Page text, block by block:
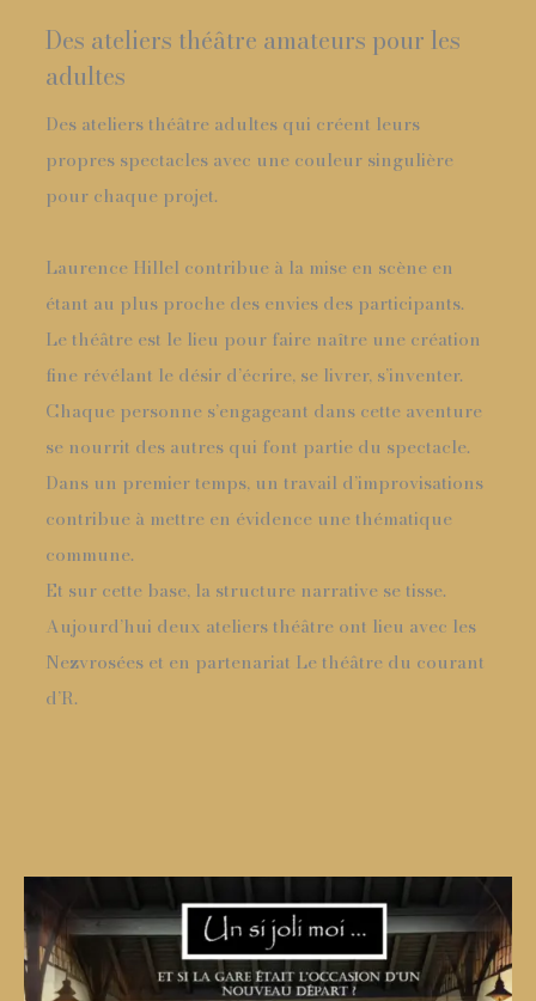
Des ateliers théâtre amateurs pour les
adultes
Des ateliers théâtre adultes qui créent leurs
propres spectacles avec une couleur singulière
pour chaque projet.
Laurence Hillel contribue à la mise en scène en
étant au plus proche des envies des participants.
Le théâtre est le lieu pour faire naître une création
fine révélant le désir d’écrire, se livrer, s’inventer.
Chaque personne s’engageant dans cette aventure
se nourrit des autres qui font partie du spectacle.
Dans un premier temps, un travail d’improvisations
contribue à mettre en évidence une thématique
commune.
Et sur cette base, la structure narrative se tisse.
Aujourd’hui deux ateliers théâtre ont lieu avec les
Nezvrosées et en partenariat Le théâtre du courant
d’R.